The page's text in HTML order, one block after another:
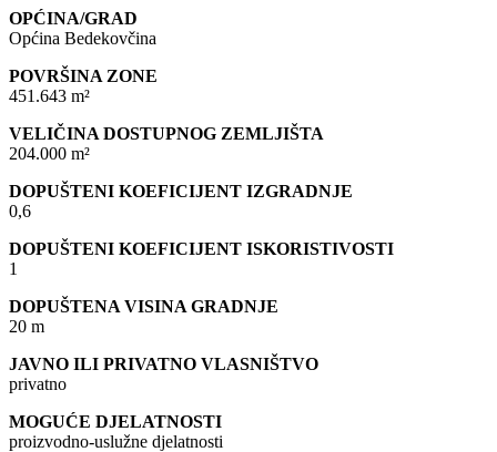
OPĆINA/GRAD
Općina Bedekovčina
POVRŠINA ZONE
451.643 m²
VELIČINA DOSTUPNOG ZEMLJIŠTA
204.000 m²
DOPUŠTENI KOEFICIJENT IZGRADNJE
0,6
DOPUŠTENI KOEFICIJENT ISKORISTIVOSTI
1
DOPUŠTENA VISINA GRADNJE
20 m
JAVNO ILI PRIVATNO VLASNIŠTVO
privatno
MOGUĆE DJELATNOSTI
proizvodno-uslužne djelatnosti